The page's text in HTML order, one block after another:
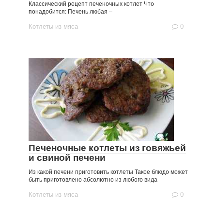
Классический рецепт печеночных котлет Что
понадобится: Печень любая –
Котлеты из мяса 0
Печеночные котлеты из говяжьей
и свиной печени
Из какой печени приготовить котлеты Такое блюдо может
быть приготовлено абсолютно из любого вида
Котлеты из мяса 0